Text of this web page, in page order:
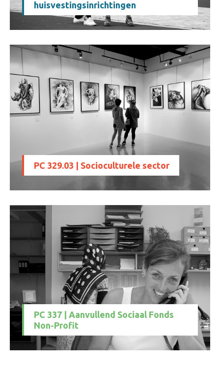
huisvestingsinrichtingen
PC 329.03 | Socioculturele sector
PC 337 | Aanvullend Sociaal Fonds
Non-Profit